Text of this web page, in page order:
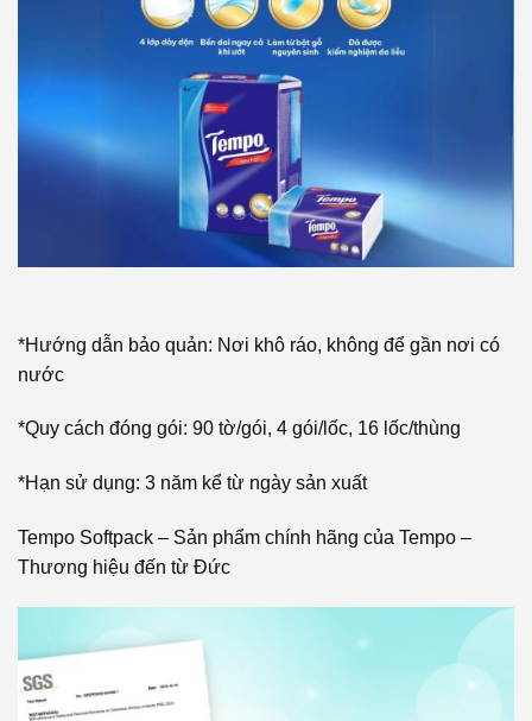
*Hướng dẫn bảo quản: Nơi khô ráo, không để gần nơi có
nước
*Quy cách đóng gói: 90 tờ/gói, 4 gói/lốc, 16 lốc/thùng
*Hạn sử dụng: 3 năm kể từ ngày sản xuất
Tempo Softpack – Sản phẩm chính hãng của Tempo –
Thương hiệu đến từ Đức